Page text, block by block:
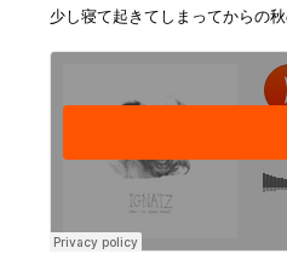
少し寝て起きてしまってからの